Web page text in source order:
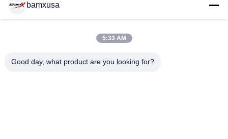
bamxusa
5:33 AM
Good day, what product are you looking for?